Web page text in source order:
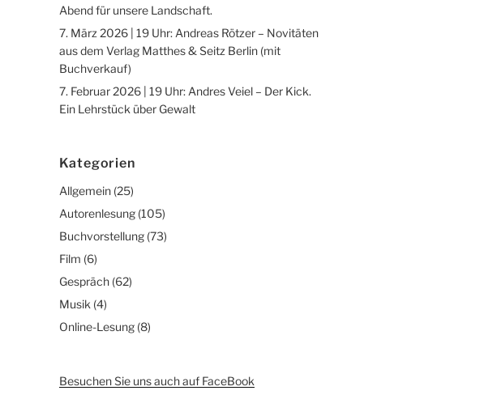
Abend für unsere Landschaft.
7. März 2026 | 19 Uhr: Andreas Rötzer – Novitäten
aus dem Verlag Matthes & Seitz Berlin (mit
Buchverkauf)
7. Februar 2026 | 19 Uhr: Andres Veiel – Der Kick.
Ein Lehrstück über Gewalt
Kategorien
Allgemein(25)
Autorenlesung(105)
Buchvorstellung(73)
Film (6)
Gespräch(62)
Musik (4)
Online-Lesung(8)
Besuchen Sie uns auch auf FaceBook